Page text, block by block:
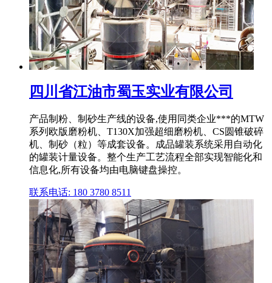
四川省江油市蜀玉实业有限公司
产品制粉、制砂生产线的设备,使用同类企业***的MTW
系列欧版磨粉机、T130X加强超细磨粉机、CS圆锥破碎
机、制砂（粒）等成套设备。成品罐装系统采用自动化
的罐装计量设备。整个生产工艺流程全部实现智能化和
信息化,所有设备均由电脑键盘操控。
联系电话: 180 3780 8511